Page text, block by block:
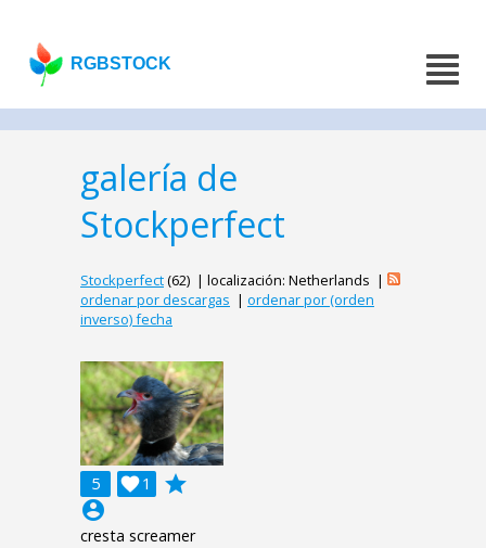
RGBSTOCK
galería de
Stockperfect
Stockperfect(62) | localización: Netherlands |
ordenar por descargas | ordenar por (orden
inverso) fecha
5 1

grade
account_circle
cresta screamer